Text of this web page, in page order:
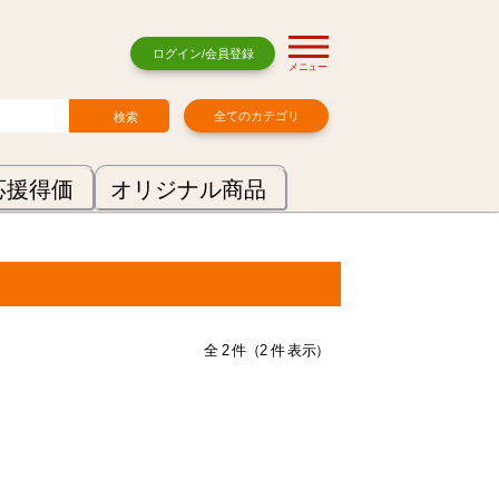
ログイン/会員登録
メニュー
全てのカテゴリ
援得価 オリジナル商品
全 2 件（2 件 表示）